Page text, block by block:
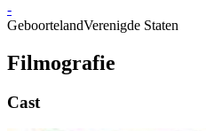
-
GeboortelandVerenigde Staten
Filmografie
Cast